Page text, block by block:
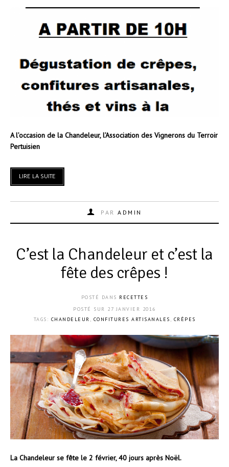
A l’occasion de la Chandeleur, l’Association des Vignerons du Terroir
Pertuisien
LIRE LA SUITE
PAR ADMIN
C’est la Chandeleur et c’est la
fête des crêpes !
POSTÉ DANS RECETTES
POSTÉ SUR
27 JANVIER 2016
TAGS: CHANDELEUR , CONFITURES ARTISANALES , CRÊPES
La Chandeleur se fête le 2 février, 40 jours après Noël.